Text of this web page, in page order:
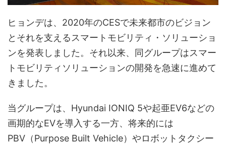
ヒョンデは、2020年のCESで未来都市のビジョン
とそれを支えるスマートモビリティ・ソリューショ
ンを発表しました。それ以来、同グループはスマー
トモビリティソリューションの開発を急速に進めて
きました。
当グループは、Hyundai IONIQ 5や起亜EV6などの
画期的なEVを導入する一方、将来的には
PBV（Purpose Built Vehicle）やロボットタクシー